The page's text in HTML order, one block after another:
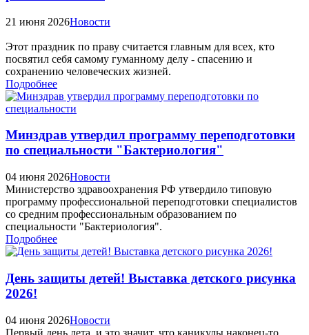
21 июня 2026Новости
Этот праздник по праву считается главным для всех, кто
посвятил себя самому гуманному делу - спасению и
сохранению человеческих жизней.
Подробнее
Минздрав утвердил программу переподготовки
по специальности "Бактериология"
04 июня 2026Новости
Министерство здравоохранения РФ утвердило типовую
программу профессиональной переподготовки специалистов
со средним профессиональным образованием по
специальности "Бактериология".
Подробнее
День защиты детей! Выставка детского рисунка
2026!
04 июня 2026Новости
Первый день лета, и это значит, что каникулы наконец-то